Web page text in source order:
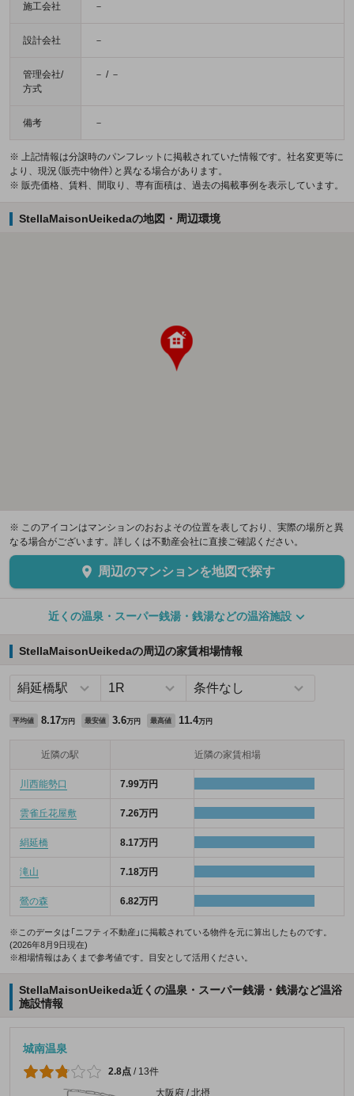
施工会社 －
設計会社 －
管理会社/
方式
－ / －
備考 －
※ 上記情報は分譲時のパンフレットに掲載されていた情報です。社名変更等に
より、現況（販売中物件）と異なる場合があります。
※ 販売価格、賃料、間取り、専有面積は、過去の掲載事例を表示しています。
StellaMaisonUeikedaの地図・周辺環境
※ このアイコンはマンションのおおよその位置を表しており、実際の場所と異
なる場合がございます。詳しくは不動産会社に直接ご確認ください。
周辺のマンションを地図で探す
近くの温泉・スーパー銭湯・銭湯などの温浴施設
StellaMaisonUeikedaの周辺の家賃相場情報
平均値 8.17万円 最安値 3.6万円 最高値 11.4万円
近隣の駅 近隣の家賃相場
川西能勢口 7.99万円
雲雀丘花屋敷 7.26万円
絹延橋 8.17万円
滝山 7.18万円
鶯の森 6.82万円
※このデータは「ニフティ不動産」に掲載されている物件を元に算出したものです。
(2026年8月9日現在)
※相場情報はあくまで参考値です。目安として活用ください。
StellaMaisonUeikeda近くの温泉・スーパー銭湯・銭湯など温浴
施設情報
城南温泉
2.8点 / 13件
大阪府 / 北摂